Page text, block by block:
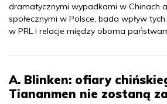
dramatycznymi wypadkami w Chinach
społecznymi w Polsce, bada wpływ
w PRL i relacje między oboma
A. Blinken: ofiary
Tiananmen nie zostaną